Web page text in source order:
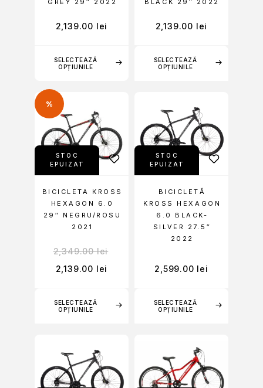
SELECTEAZĂ
OPȚIUNILE
GREY 29″ 2022
2,139.00 lei
SELECTEAZĂ
OPȚIUNILE
BLACK 29″ 2022
2,139.00 lei
%
STOC
EPUIZAT
SELECTEAZĂ
OPȚIUNILE
BICICLETA KROSS
HEXAGON 6.0
29″ NEGRU/ROSU
2021
2,349.00lei
2,139.00 lei
STOC
EPUIZAT
SELECTEAZĂ
OPȚIUNILE
BICICLETĂ
KROSS HEXAGON
6.0 BLACK-
SILVER 27.5″
2022
2,599.00 lei